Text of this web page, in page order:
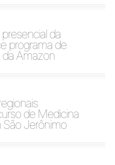
da
programa de
da Amazon
de Medicina
São Jerônimo